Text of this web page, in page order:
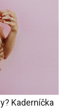
Kaderníčka